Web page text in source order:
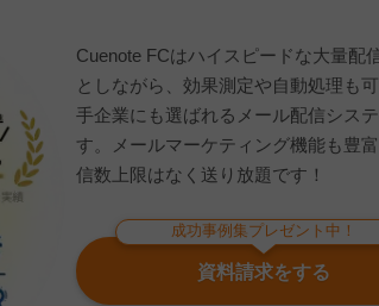
Cuenote FCはハイスピードな大量配
としながら、効果測定や自動処理も
手企業にも選ばれるメール配信シス
す。メールマーケティング機能も豊
信数上限はなく送り放題です！
成功事例集プレゼント中！
資料請求をする